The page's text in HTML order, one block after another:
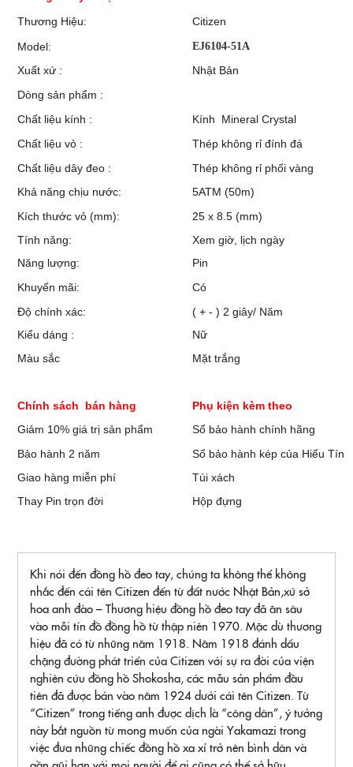
Thương Hiệu:
Citizen
Model:
EJ6104-51A
Xuất xứ :
Nhật Bản
Dòng sản phẩm :
Chất liệu kính :
Kính Mineral Crystal
Chất liệu vỏ :
Thép không rỉ đính đá
Chất liệu dây đeo :
Thép không rỉ phối vàng
Khả năng chịu nước:
5ATM (50m)
Kích thước vỏ (mm):
25 x 8.5 (mm)
Tính năng:
Xem giờ, lịch ngày
Năng lượng:
Pin
Khuyến mãi:
Có
Độ chính xác:
( + - ) 2 giây/ Năm
Kiểu dáng :
Nữ
Màu sắc
Mặt trắng
Chính sách bán hàng
Phụ kiện kèm theo
Giảm 10% giá trị sản phẩm
Sổ bảo hành chính hãng
Bảo hành 2 năm
Sổ bảo hành kép của Hiếu Tín
Giao hàng miễn phí
Túi xách
Thay Pin trọn đời
Hộp đựng
Khi nói đến đồng hồ đeo tay, chúng ta không thể không
nhắc đến cái tên Citizen đến từ đất nước Nhật Bản,xứ sở
hoa anh đào – Thương hiệu đồng hồ đeo tay đã ăn sâu
vào mỗi tín đồ đồng hồ từ thập niên 1970. Mặc dù thương
hiệu đã có từ những năm 1918. Năm 1918 đánh dấu
chặng đường phát triển của Citizen với sự ra đời của viện
nghiên cứu đồng hồ Shokosha, các mẫu sản phẩm đầu
tiên đã được bán vào năm 1924 dưới cái tên Citizen. Từ
“Citizen” trong tiếng anh được dịch là “công dân”, ý tưởng
này bắt nguồn từ mong muốn của ngài Yakamazi trong
việc đưa những chiếc đồng hồ xa xỉ trở nên bình dân và